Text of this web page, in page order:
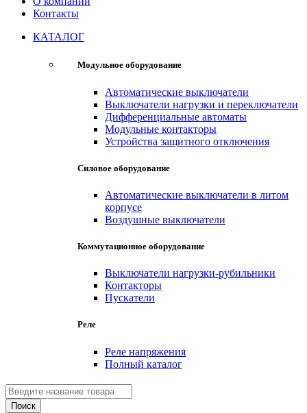
Контакты
КАТАЛОГ
Модульное оборудование
Автоматические выключатели
Выключатели нагрузки и переключатели
Дифференциальные автоматы
Модульные контакторы
Устройства защитного отключения
Силовое оборудование
Автоматические выключатели в литом
корпусе
Воздушные выключатели
Коммутационное оборудование
Выключатели нагрузки-рубильники
Контакторы
Пускатели
Реле
Реле напряжения
Полный каталог